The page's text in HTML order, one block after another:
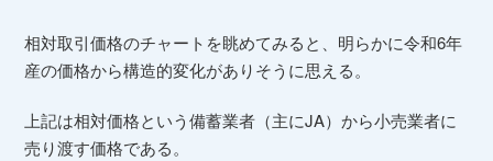
相対取引価格のチャートを眺めてみると、明らかに令和6年
産の価格から構造的変化がありそうに思える。
上記は相対価格という備蓄業者（主にJA）から小売業者に
売り渡す価格である。